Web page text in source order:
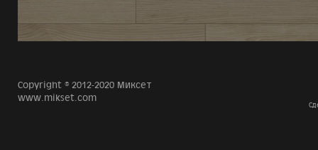
Copyright © 2012-2020 Миксет
www.mikset.com